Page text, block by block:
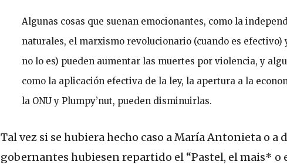
Algunas cosas que suenan emocionantes, como la
naturales, el marxismo revolucionario (cuando es
no lo es) pueden aumentar las muertes por violencia, y
como la aplicación efectiva de la ley, la apertura a la
la ONU y Plumpy’nut, pueden disminuirlas.
Tal vez si se hubiera hecho caso a María Antonieta o a
gobernantes hubiesen repartido el “Pastel, el mais* o